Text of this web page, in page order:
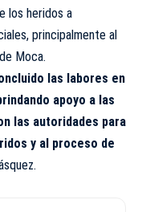
los heridos a
principalmente al
Moca.
las labores en
apoyo a las
las autoridades para
y al proceso de